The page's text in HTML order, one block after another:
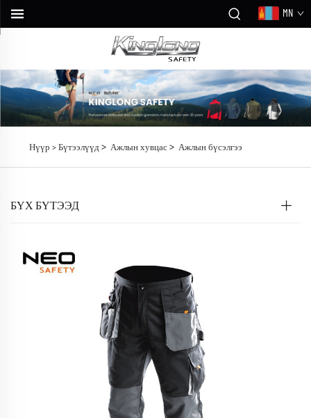
MN
Нүүр > Бүтээлүүд > Ажлын хувцас> Ажлын бүсэлгээ
БҮХ БҮТЭЭД